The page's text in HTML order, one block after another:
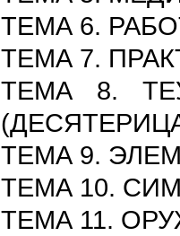
ТЕМА 6.
ТЕМА 7.
ТЕМА 8.
ТЕМА 9.
ТЕМА 10.
ТЕМА 11.